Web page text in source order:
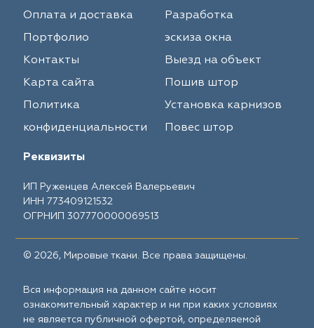
Оплата и доставка
Портфолио
Контакты
Карта сайта
Политика
конфиденциальности
Разработка
эскиза окна
Выезд на объект
Пошив штор
Установка карнизов
Повес штор
Реквизиты
ИП Руженцев Алексей Валерьевич
ИНН 773409121532
ОГРНИП 307770000069513
© 2026, Мировые ткани. Все права защищены.
Вся информация на данном сайте носит
ознакомительный характер и ни при каких условиях
не является публичной офертой, определяемой